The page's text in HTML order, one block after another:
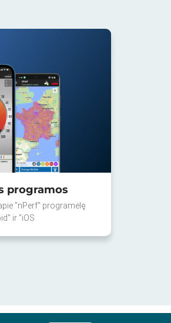
programos
"nPerf" programėlę
ir "iOS